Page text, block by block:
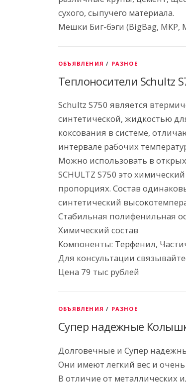
сухого, сыпучего материала.
Мешки Биг-бэги (BigBag, МКР,
ОБЪЯВЛЕНИЯ / РАЗНОЕ
Теплоносители Schultz
Schultz S750 является
синтетической, жидкостью
коксования в системе,
интервале рабочих
Можно использовать в
SCHULTZ S750 это
пропорциях. Состав
синтетический
Стабильная полифенильная
Химический состав
Компоненты: Терфенил,
Для консультации
Цена 79 тыс рублей
ОБЪЯВЛЕНИЯ / РАЗНОЕ
Супер надежные
Долговечные и Супер
Они имеют легкий вес и
В отличие от